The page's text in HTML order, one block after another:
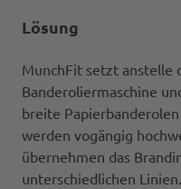
Lösung
MunchFit setzt anstelle
Banderoliermaschine
breite
werden vogängig
übernehmen das
unterschiedlichen